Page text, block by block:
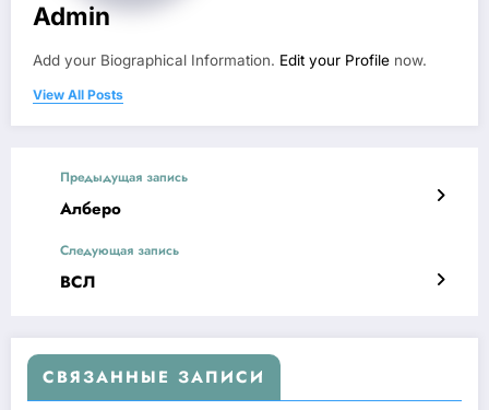
Admin
Add your Biographical Information. Edit your Profile now.
View All Posts
Предыдущая запись
Алберо
Следующая запись
ВСЛ
СВЯЗАННЫЕ ЗАПИСИ